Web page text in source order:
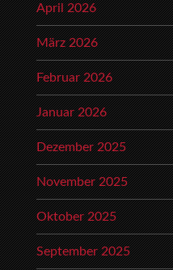
April 2026
März 2026
Februar 2026
Januar 2026
Dezember 2025
November 2025
Oktober 2025
September 2025